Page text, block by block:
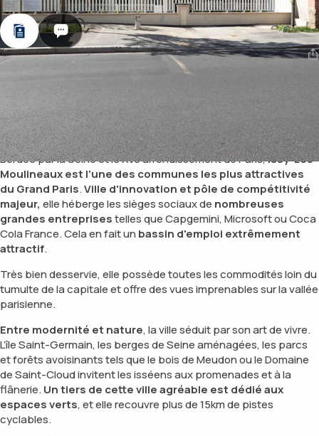
Histoire & Patrimoine Programmes disponibles
Issy-les-Moulineaux, aux
portes de Paris
Bordée par la Seine et le XVe arrondissement de Paris,Issy-Les-
Moulineaux est l‘une des communes les plus attractives
du Grand Paris.Ville d'innovation et pôle de compétitivité
majeur, elle héberge les sièges sociaux de nombreuses
grandes entreprisestelles que Capgemini, Microsoft ou Coca
Cola France. Cela en fait un bassin d'emploi extrêmement
attractif.
Très bien desservie, elle possède toutes les commodités loin du
tumulte de la capitale et offre des vues imprenables sur la vallée
parisienne.
Entre modernité et nature, la ville séduit par son art de vivre.
L’île Saint-Germain, les berges de Seine aménagées, les parcs
et forêts avoisinants tels que le bois de Meudon ou le Domaine
de Saint-Cloud invitent les isséens aux promenades et à la
flânerie.Un tiers de cette ville agréable est dédié aux
espaces verts, et elle recouvre plus de 15km de pistes
cyclables.